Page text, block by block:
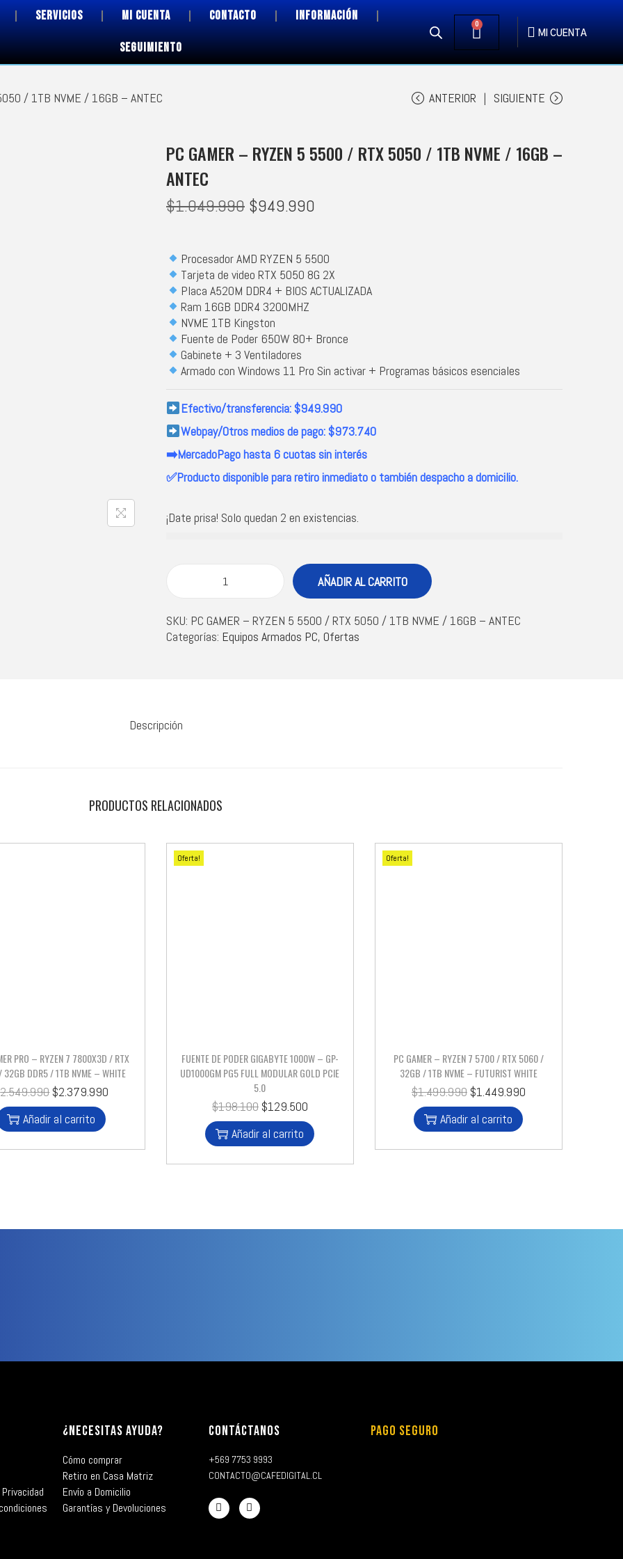
SERVICIOS MI CUENTA CONTACTO INFORMACIÓN
SEGUIMIENTO
0
MI CUENTA
/ 1TB NVME / 16GB – ANTEC ANTERIOR SIGUIENTE
PC GAMER – RYZEN 5 5500 / RTX 5050 / 1TB NVME / 16GB –
ANTEC
$1.049.990 $949.990
Procesador AMD RYZEN 5 5500
Tarjeta de video RTX 5050 8G 2X
Placa A520M DDR4 + BIOS ACTUALIZADA
Ram 16GB DDR4 3200MHZ
NVME 1TB Kingston
Fuente de Poder 650W 80+ Bronce
Gabinete + 3 Ventiladores
Armado con Windows 11 Pro Sin activar + Programas básicos esenciales
Efectivo/transferencia: $949.990
Webpay/Otros medios de pago: $973.740
➡️MercadoPago hasta 6 cuotas sin interés
✅Producto disponible para retiro inmediato o también despacho a domicilio.
¡Date prisa! Solo quedan 2 en existencias.
AÑADIR AL CARRITO
SKU: PC GAMER – RYZEN 5 5500 / RTX 5050 / 1TB NVME / 16GB – ANTEC
Categorías: Equipos Armados PC, Ofertas
Descripción
PRODUCTOS RELACIONADOS
PRO – RYZEN 7 7800X3D / RTX
DDR5 / 1TB NVME – WHITE
2.549.990$2.379.990
Añadir al carrito
Oferta!
FUENTE DE PODER GIGABYTE 1000W – GP-
UD1000GM PG5 FULL MODULAR GOLD PCIE
5.0
$198.100 $129.500
Añadir al carrito
Oferta!
PC GAMER – RYZEN 7 5700 / RTX 5060 /
32GB / 1TB NVME – FUTURIST WHITE
$1.499.990 $1.449.990
Añadir al carrito
¿NECESITAS AYUDA?
Cómo comprar
Retiro en Casa Matriz
Envío a Domicilio
Garantías y Devoluciones
CONTÁCTANOS
+569 7753 9993
CONTACTO@CAFEDIGITAL.CL
PAGO SEGURO